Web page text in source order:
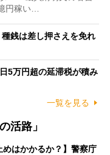
円稼い…
銭は差し押さえを免れ
5万円超の延滞税が積み
一覧を見る
活路」
めはかかるか？】警察庁